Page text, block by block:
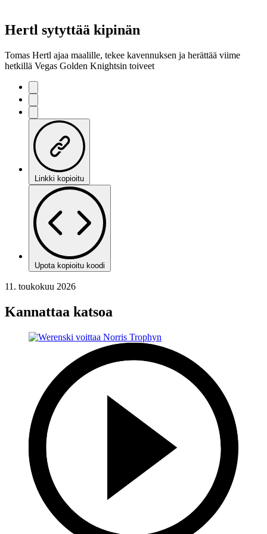
Hertl sytyttää kipinän
Tomas Hertl ajaa maalille, tekee kavennuksen ja herättää viime
hetkillä Vegas Golden Knightsin toiveet
Linkki kopioitu
Upota kopioitu koodi
11. toukokuu 2026
Kannattaa katsoa